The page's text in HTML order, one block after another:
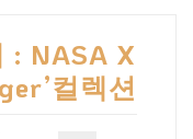
: NASA X
컬렉션